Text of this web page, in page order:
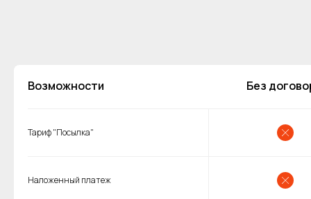
Возможности Без
Тариф "Посылка"
Наложенный платеж